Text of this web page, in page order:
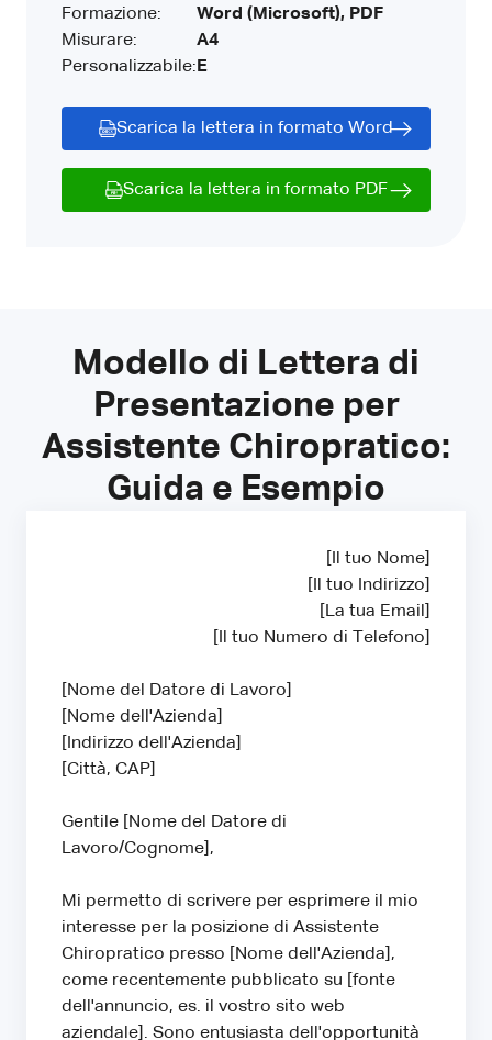
Formazione:
Misurare:
Personalizzabile:
Word (Microsoft), PDF
A4
E
Scarica la lettera in formato Word
Scarica la lettera in formato PDF
Modello di Lettera di
Presentazione per
Assistente Chiropratico:
Guida e Esempio
[Il tuo Nome]
[Il tuo Indirizzo]
[La tua Email]
[Il tuo Numero di Telefono]
[Nome del Datore di Lavoro]
[Nome dell'Azienda]
[Indirizzo dell'Azienda]
[Città, CAP]
Gentile [Nome del Datore di
Lavoro/Cognome],
Mi permetto di scrivere per esprimere il mio
interesse per la posizione di Assistente
Chiropratico presso [Nome dell'Azienda],
come recentemente pubblicato su [fonte
dell'annuncio, es. il vostro sito web
aziendale]. Sono entusiasta dell'opportunità